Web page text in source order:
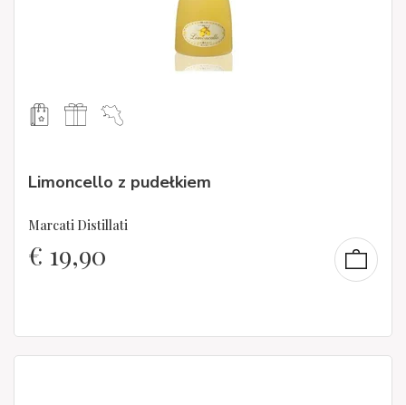
Limoncello z pudełkiem
Marcati Distillati
€ 19,90